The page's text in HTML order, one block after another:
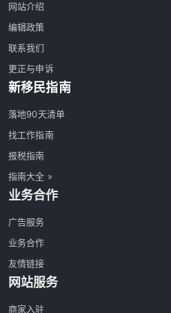
网站介绍
编辑政策
联系我们
更正与申诉
新移民指南
落地90天清单
找工作指南
报税指南
指南大全 »
业务合作
广告服务
业务合作
友情链接
网站服务
商家入驻